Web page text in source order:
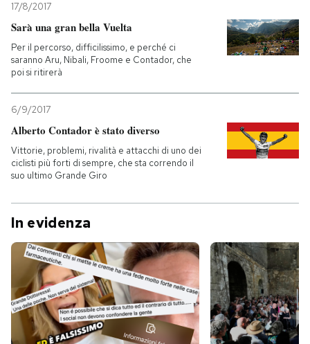
CALENDARIO
AREA PERSONALE
17/8/2017
Sarà una gran bella Vuelta
Per il percorso, difficilissimo, e perché ci
saranno Aru, Nibali, Froome e Contador, che
poi si ritirerà
6/9/2017
Alberto Contador è stato diverso
Vittorie, problemi, rivalità e attacchi di uno dei
ciclisti più forti di sempre, che sta correndo il
suo ultimo Grande Giro
In evidenza